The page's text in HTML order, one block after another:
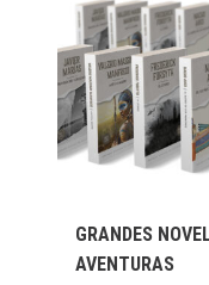
GRANDES
AVENTURAS